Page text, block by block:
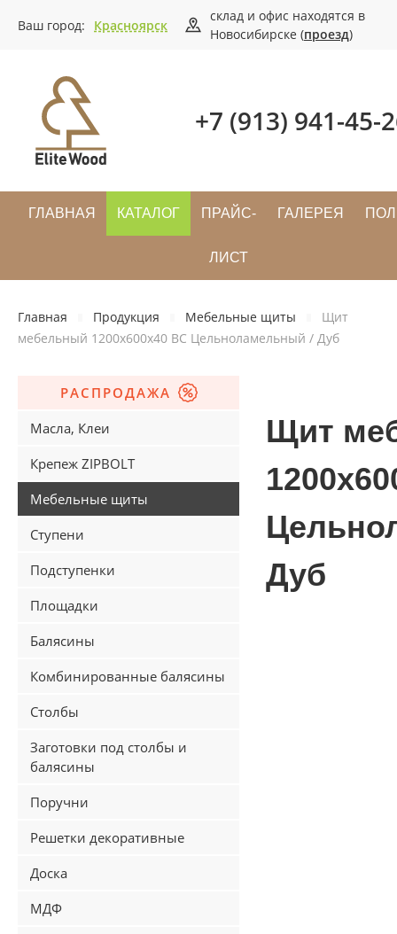
Ваш город: Красноярск
склад и офис находятся в
Новосибирске (проезд)
+7 (913) 941-45-
ГЛАВНАЯ КАТАЛОГ ПРАЙС-
ЛИСТ
ГАЛЕРЕЯ
Главная Продукция Мебельные щиты
Щит
мебельный 1200х600х40 ВС Цельноламельный / Дуб
РАСПРОДАЖА
Масла, Клеи
Крепеж ZIPBOLT
Мебельные щиты
Ступени
Подступенки
Площадки
Балясины
Комбинированные балясины
Столбы
Заготовки под столбы и
балясины
Поручни
Решетки декоративные
Доска
МДФ
Щит
Дуб